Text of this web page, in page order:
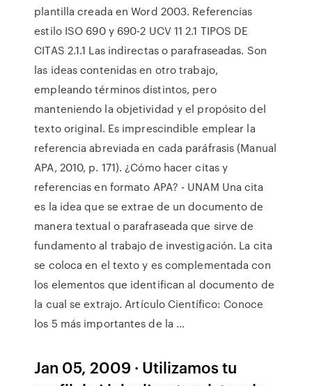
plantilla creada en Word 2003. Referencias
estilo ISO 690 y 690-2 UCV 11 2.1 TIPOS DE
CITAS 2.1.1 Las indirectas o parafraseadas. Son
las ideas contenidas en otro trabajo,
empleando términos distintos, pero
manteniendo la objetividad y el propósito del
texto original. Es imprescindible emplear la
referencia abreviada en cada paráfrasis (Manual
APA, 2010, p. 171). ¿Cómo hacer citas y
referencias en formato APA? - UNAM Una cita
es la idea que se extrae de un documento de
manera textual o parafraseada que sirve de
fundamento al trabajo de investigación. La cita
se coloca en el texto y es complementada con
los elementos que identifican al documento de
la cual se extrajo. Artículo Científico: Conoce
los 5 más importantes de la ...
Jan 05, 2009 · Utilizamos tu